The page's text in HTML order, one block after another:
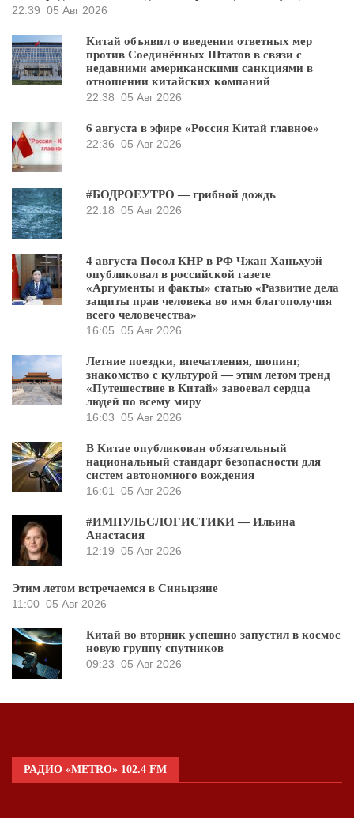
22:39 05 Авг 2026
Китай объявил о введении ответных мер
против Соединённых Штатов в связи с
недавними американскими санкциями в
отношении китайских компаний
22:38 05 Авг 2026
6 августа в эфире «Россия Китай главное»
22:36 05 Авг 2026
#БОДРОЕУТРО — грибной дождь
22:18 05 Авг 2026
4 августа Посол КНР в РФ Чжан Ханьхуэй
опубликовал в российской газете
«Аргументы и факты» статью «Развитие дела
защиты прав человека во имя благополучия
всего человечества»
16:05 05 Авг 2026
Летние поездки, впечатления, шопинг,
знакомство с культурой — этим летом тренд
«Путешествие в Китай» завоевал сердца
людей по всему миру
16:03 05 Авг 2026
В Китае опубликован обязательный
национальный стандарт безопасности для
систем автономного вождения
16:01
05 Авг 2026
#ИМПУЛЬСЛОГИСТИКИ — Ильина
Анастасия
12:19 05 Авг 2026
Этим летом встречаемся в Синьцзяне
11:00 05 Авг 2026
Китай во вторник успешно запустил в космос
новую группу спутников
09:23 05 Авг 2026
РАДИО «METRO» 102.4 FM